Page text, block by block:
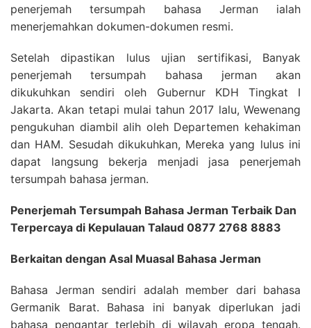
penerjemah tersumpah bahasa Jerman ialah
menerjemahkan dokumen-dokumen resmi.
Setelah dipastikan lulus ujian sertifikasi, Banyak
penerjemah tersumpah bahasa jerman akan
dikukuhkan sendiri oleh Gubernur KDH Tingkat I
Jakarta. Akan tetapi mulai tahun 2017 lalu, Wewenang
pengukuhan diambil alih oleh Departemen kehakiman
dan HAM. Sesudah dikukuhkan, Mereka yang lulus ini
dapat langsung bekerja menjadi jasa penerjemah
tersumpah bahasa jerman.
Penerjemah Tersumpah Bahasa Jerman Terbaik Dan
Terpercaya di Kepulauan Talaud 0877 2768 8883
Berkaitan dengan Asal Muasal Bahasa Jerman
Bahasa Jerman sendiri adalah member dari bahasa
Germanik Barat. Bahasa ini banyak diperlukan jadi
bahasa pengantar terlebih di wilayah eropa tengah.